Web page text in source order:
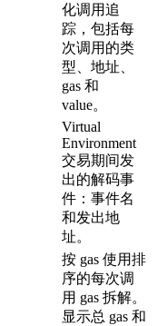
化调用追
踪，包括每
次调用的类
型、地址、
gas 和
value。
Virtual
Environment
交易期间发
出的解码事
件：事件名
和发出地
址。
按 gas 使用排
序的每次调
用 gas 拆解。
显示总 gas 和